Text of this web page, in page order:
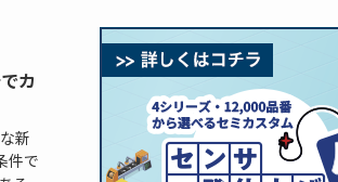
カ
新
件で